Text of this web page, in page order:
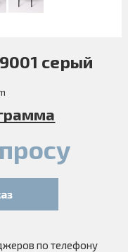
серый
по телефону